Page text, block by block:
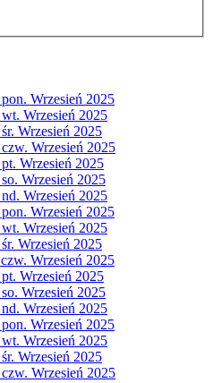
pon. Wrzesień 2025
wt. Wrzesień 2025
śr. Wrzesień 2025
czw. Wrzesień 2025
pt. Wrzesień 2025
so. Wrzesień 2025
nd. Wrzesień 2025
pon. Wrzesień 2025
wt. Wrzesień 2025
śr. Wrzesień 2025
czw. Wrzesień 2025
pt. Wrzesień 2025
so. Wrzesień 2025
nd. Wrzesień 2025
pon. Wrzesień 2025
wt. Wrzesień 2025
śr. Wrzesień 2025
czw. Wrzesień 2025